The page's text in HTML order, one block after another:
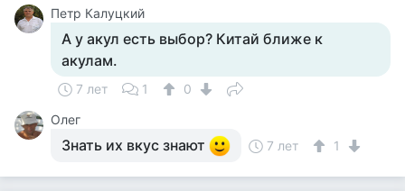
Петр Калуцкий
А у акул есть выбор? Китай ближе к
акулам.
7 лет 1
0
Олег
Знать их вкус знают 7 лет 1